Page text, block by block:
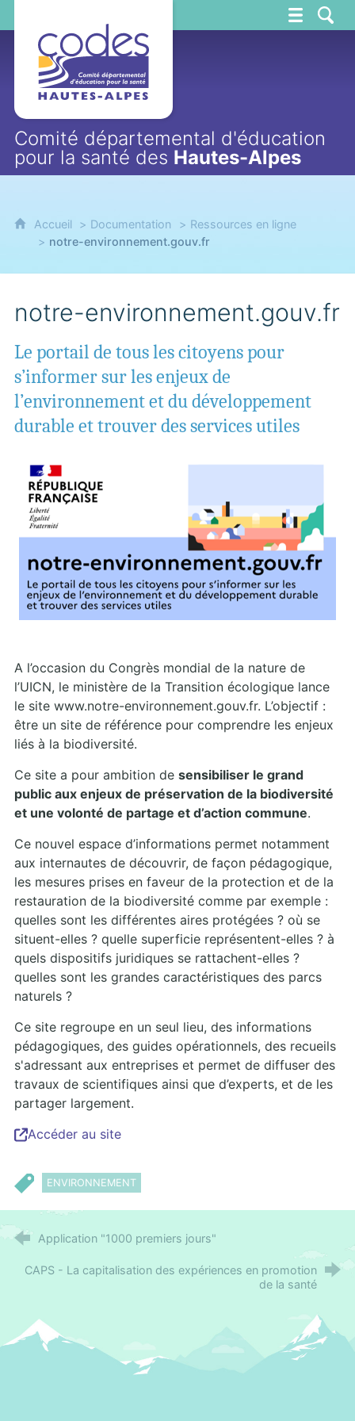
Comité départemental d'éducation
pour la santé des Hautes-Alpes
Accueil Documentation
Ressources en ligne
notre-environnement.gouv.fr
notre-environnement.gouv.fr
Le portail de tous les citoyens pour
s’informer sur les enjeux de
l’environnement et du développement
durable et trouver des services utiles
A l’occasion du Congrès mondial de la nature de
l’UICN, le ministère de la Transition écologique lance
le site www.notre-environnement.gouv.fr. L’objectif :
être un site de référence pour comprendre les enjeux
liés à la biodiversité.
Ce site a pour ambition de sensibiliser le grand
public aux enjeux de préservation de la biodiversité
et une volonté de partage et d’action commune.
Ce nouvel espace d’informations permet notamment
aux internautes de découvrir, de façon pédagogique,
les mesures prises en faveur de la protection et de la
restauration de la biodiversité comme par exemple :
quelles sont les différentes aires protégées ? où se
situent-elles ? quelle superficie représentent-elles ? à
quels dispositifs juridiques se rattachent-elles ?
quelles sont les grandes caractéristiques des parcs
naturels ?
Ce site regroupe en un seul lieu, des informations
pédagogiques, des guides opérationnels, des recueils
s'adressant aux entreprises et permet de diffuser des
travaux de scientifiques ainsi que d’experts, et de les
partager largement.
Accéder au site
ENVIRONNEMENT
Application "1000 premiers jours"
CAPS - La capitalisation des expériences en promotion
de la santé